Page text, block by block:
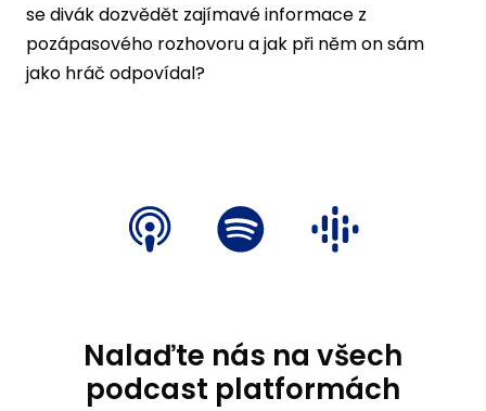
se divák dozvědět zajímavé informace z
pozápasového rozhovoru a jak při něm on sám
jako hráč odpovídal?
Nalaďte nás na všech
podcast platformách